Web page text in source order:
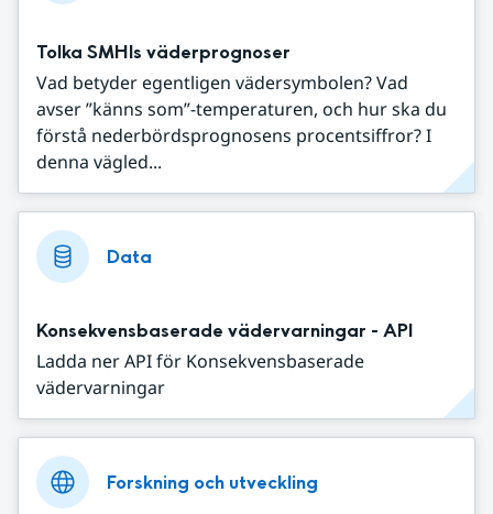
Tolka SMHIs väderprognoser
Vad betyder egentligen vädersymbolen? Vad
avser ”känns som”-temperaturen, och hur ska du
förstå nederbördsprognosens procentsiffror? I
denna vägled...
Data
Konsekvensbaserade vädervarningar - API
Ladda ner API för Konsekvensbaserade
vädervarningar
Forskning och utveckling